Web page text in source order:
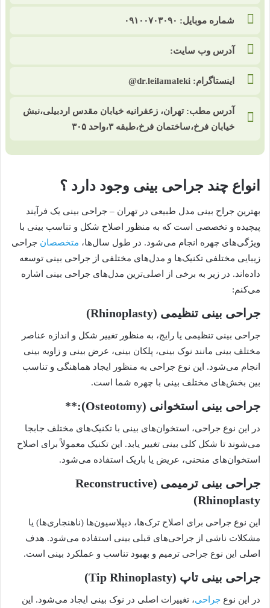
شماره موبایل: ۰۹۱۰۰۷۰۳۰۹۰
آدرس وب سایت:
اینستاگرام: dr.leilamaleki@
آدرس مطب: تهران، زعفرانیه خیابان مقدس اردبیلی،نبش
خیابان فرخ،ساختمان فرخ،طبقه ۳،واحد ۳۰۵
انواع چند جراحی بینی وجود دارد ؟
بهترین جراح بینی مدل طبیعی در تهران – جراحی بینی یک فرآیند
پیچیده و تخصصی است که به منظور اصلاح شکل و تناسب بینی با
ویژگی‌های چهره انجام می‌شود. در طول سال‌ها، متخصصان جراحی
زیبایی مختلفی تکنیک‌ها و مدل‌های مختلفی از جراحی بینی توسعه
داده‌اند. در زیر به برخی از اصلی‌ترین مدل‌های جراحی بینی اشاره
می‌کنم:
جراحی بینی تنظیمی (Rhinoplasty)
جراحی بینی تنظیمی یا رایج، به منظور تغییر شکل و اندازه عناصر
مختلف بینی مانند نوک بینی، پلکان بینی، عرض بینی و زاویه بینی
انجام می‌شود. این نوع جراحی به منظور ایجاد هماهنگی و تناسب
بین بخش‌های مختلف بینی با چهره شما است.
جراحی بینی استخوانی (Osteotomy):**
در این نوع جراحی، استخوان‌های بینی با تکنیک‌های مختلف جابجا
می‌شوند تا شکل کلی بینی تغییر یابد. این تکنیک معمولاً برای اصلاح
استخوان‌های منحنی، عریض یا باریک استفاده می‌شود.
جراحی بینی ترمیمی (Reconstructive
Rhinoplasty)
این نوع جراحی برای اصلاح ترک‌ها، دیپلاسیون‌ها (ناهنجاری‌ها) یا
مشکلات ناشی از جراحی‌های قبلی بینی استفاده می‌شود. هدف
اصلی این نوع جراحی ترمیم و بهبود تناسب و عملکرد بینی است.
جراحی بینی تاپ (Tip Rhinoplasty)
در این نوع جراحی، تغییرات اصلی در نوک بینی ایجاد می‌شود. این